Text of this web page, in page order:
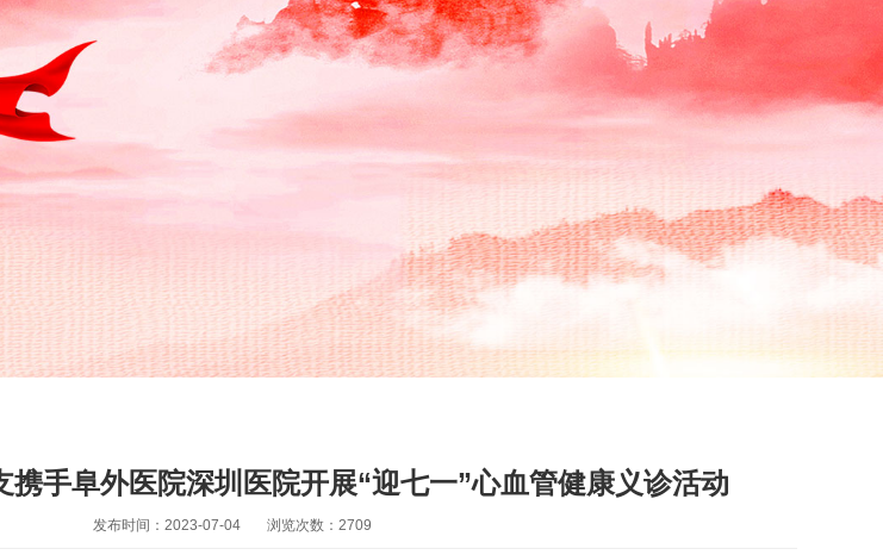
携手阜外医院深圳医院开展“迎七一”心血管健康义诊活动
发布时间：2023-07-04 浏览次数： 2709